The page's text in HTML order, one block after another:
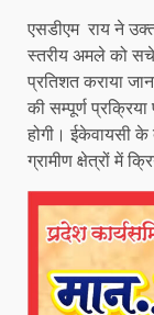
एसडीएम राय ने
स्तरीय अमले को
प्रतिशत कराया
की सम्पूर्ण
होगी। ईकेवायसी के
ग्रामीण क्षेत्रों में